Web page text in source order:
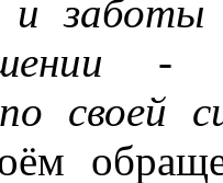
и
-
своей